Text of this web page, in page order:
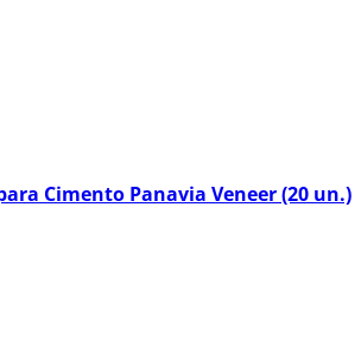
Cimento Panavia Veneer (20 un.)